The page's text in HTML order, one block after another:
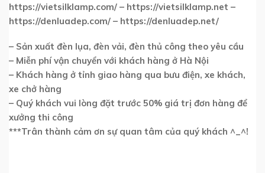
https://vietsilklamp.com/ – https://vietsilklamp.net –
https://denluadep.com/ – https://denluadep.net/
– Sản xuất đèn lụa, đèn vải, đèn thủ công theo yêu cầu
– Miễn phí vận chuyển với khách hàng ở Hà Nội
– Khách hàng ở tỉnh giao hàng qua bưu điện, xe khách,
xe chở hàng
– Quý khách vui lòng đặt trước 50% giá trị đơn hàng để
xưởng thi công
***Trân thành cảm ơn sự quan tâm của quý khách ^_^!